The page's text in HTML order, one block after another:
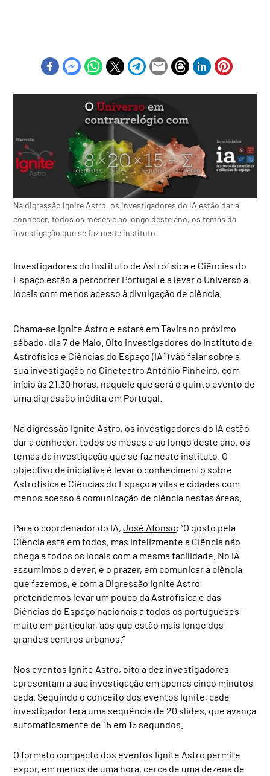
Na digressão Ignite Astro, os investigadores do IA estão dar a
conhecer, todos os meses e ao longo deste ano, os temas da
investigação que se faz neste instituto
Investigadores do Instituto de Astrofísica e Ciências do
Espaço estão a percorrer Portugal e a levar o Universo a
locais com menos acesso à divulgação de ciência.
Chama-se Ignite Astro e estará em Tavira no próximo
sábado, dia 7 de Maio. Oito investigadores do Instituto de
Astrofísica e Ciências do Espaço (IA1) vão falar sobre a
sua investigação no Cineteatro António Pinheiro, com
início às 21.30 horas, naquele que será o quinto evento de
uma digressão inédita em Portugal.
Na digressão Ignite Astro, os investigadores do IA estão
dar a conhecer, todos os meses e ao longo deste ano, os
temas da investigação que se faz neste instituto. O
objectivo da iniciativa é levar o conhecimento sobre
Astrofísica e Ciências do Espaço a vilas e cidades com
menos acesso à comunicação de ciência nestas áreas.
Para o coordenador do IA,José Afonso: “O gosto pela
Ciência está em todos, mas infelizmente a Ciência não
chega a todos os locais com a mesma facilidade. No IA
assumimos o dever, e o prazer, em comunicar a ciência
que fazemos, e com a Digressão Ignite Astro
pretendemos levar um pouco da Astrofísica e das
Ciências do Espaço nacionais a todos os portugueses –
muito em particular, aos que estão mais longe dos
grandes centros urbanos.”
Nos eventos Ignite Astro, oito a dez investigadores
apresentam a sua investigação em apenas cinco minutos
cada. Seguindo o conceito dos eventos Ignite, cada
investigador terá uma sequência de 20 slides, que avança
automaticamente de 15 em 15 segundos.
O formato compacto dos eventos Ignite Astro permite
expor, em menos de uma hora, cerca de uma dezena de